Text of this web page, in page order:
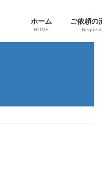
ホーム
HOME
ご依頼の流れ
Request